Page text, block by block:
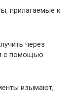
прилагаемые к
через
с помощью
изымают,